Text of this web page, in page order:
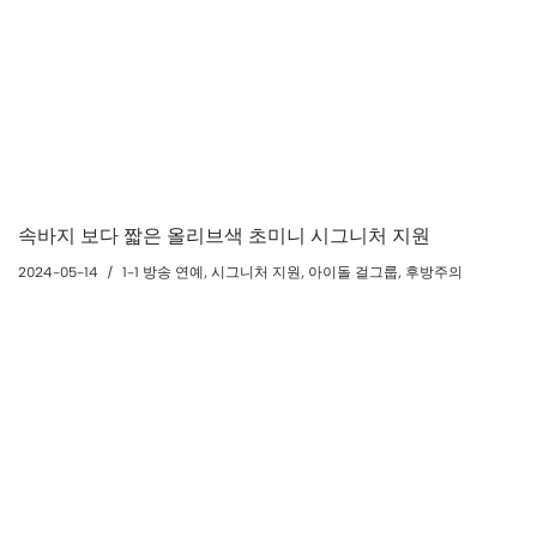
속바지 보다 짧은 올리브색 초미니 시그니처 지원
2024-05-14 1-1 방송 연예, 시그니처 지원, 아이돌 걸그룹, 후방주의